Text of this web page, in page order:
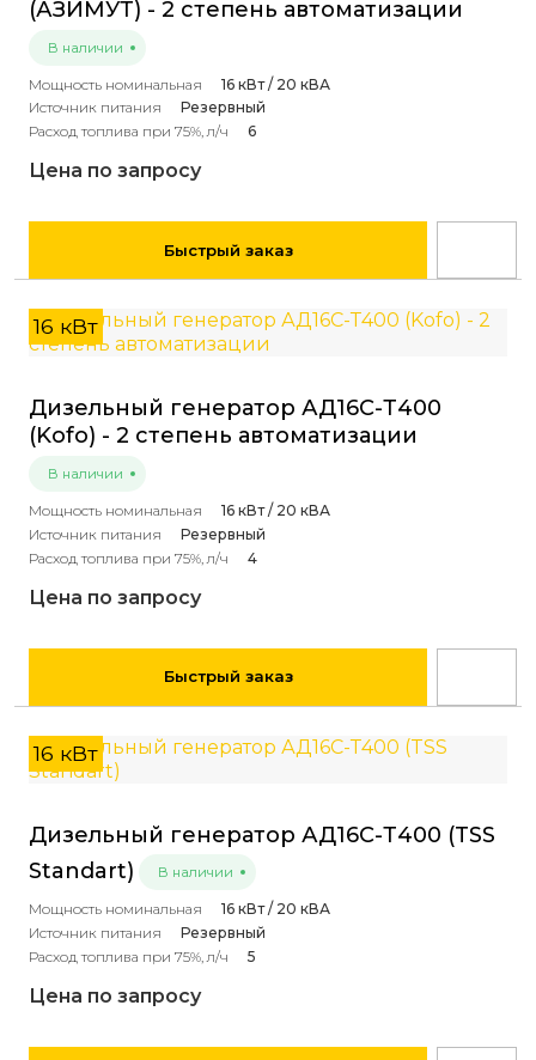
(АЗИМУТ) - 2 степень автоматизации
В наличии
Мощность номинальная
16 кВт / 20 кВА
Источник питания
Резервный
Расход топлива при 75%, л/ч
6
Цена по запросу
Быстрый заказ
16 кВт
Дизельный генератор АД16С-Т400
(Kofo) - 2 степень автоматизации
В наличии
Мощность номинальная
16 кВт / 20 кВА
Источник питания
Резервный
Расход топлива при 75%, л/ч
4
Цена по запросу
Быстрый заказ
16 кВт
Дизельный генератор АД16С-Т400 (TSS
Standart)
В наличии
Мощность номинальная
16 кВт / 20 кВА
Источник питания
Резервный
Расход топлива при 75%, л/ч
5
Цена по запросу